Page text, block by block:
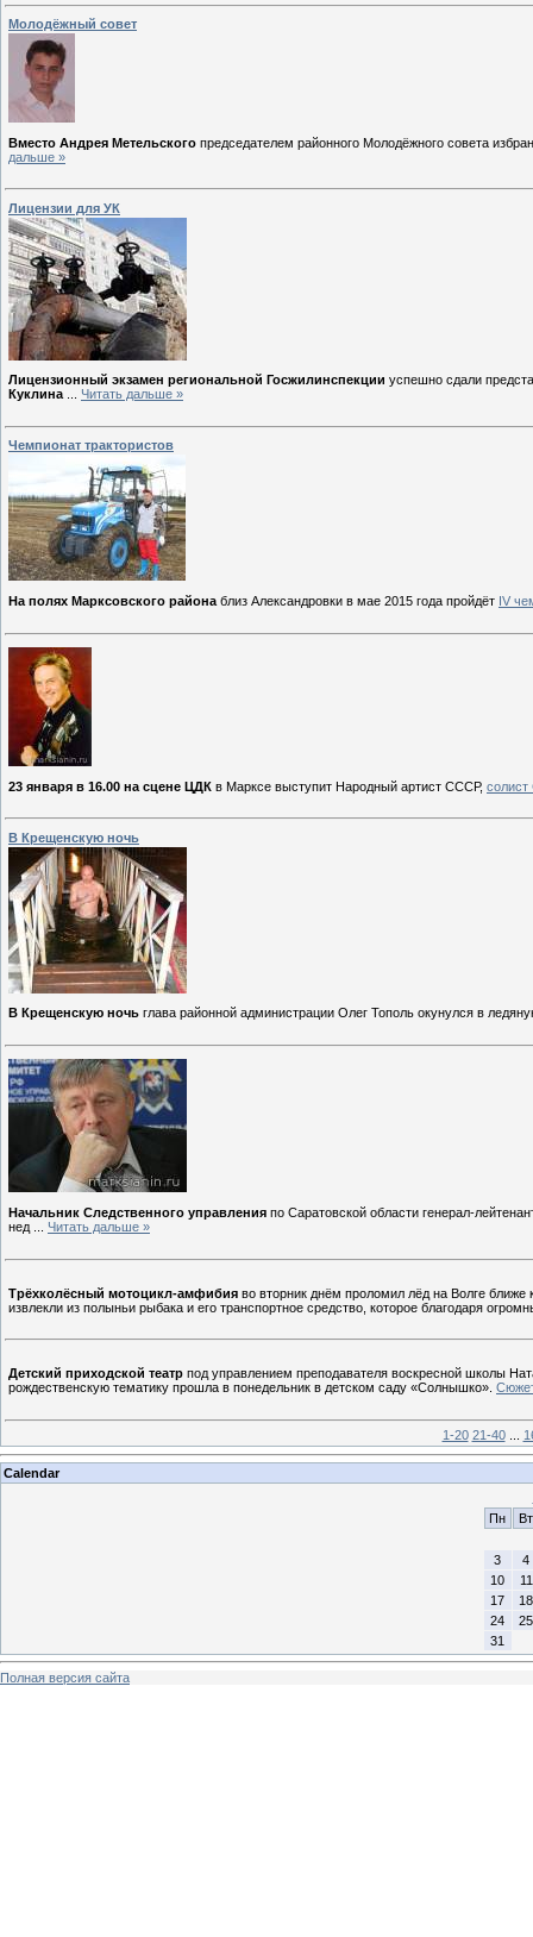
Молодёжный совет
Вместо Андрея Метельского председателем районного Молодёжного совета
дальше »
Лицензии для УК
Лицензионный экзамен региональной Госжилинспекции успешно сдали
Куклина ... Читать дальше »
Чемпионат трактористов
На полях Марксовского района близ Александровки в мае 2015 года пройдёт IV
23 января в 16.00 на сцене ЦДК в Марксе выступит Народный артист СССР, солист
В Крещенскую ночь
В Крещенскую ночь глава районной администрации Олег Тополь окунулся в
Начальник Следственного управления по Саратовской области генерал-
нед
Читать дальше »
Трёхколёсный мотоцикл-амфибия во вторник днём проломил лёд на Волге
извлекли из полыньи рыбака и его транспортное средство, которое благодаря
Детский приходской театр под управлением преподавателя воскресной школы
рождественскую тематику прошла в понедельник в детском саду «Солнышко».
1-20 21-40 ...
Calendar
Пн
Вт
3
4
10
11
17
18
24
25
31
Полная версия сайта